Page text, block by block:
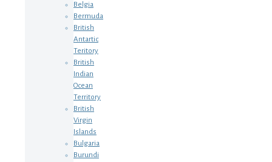
Belgia
Bermuda
British
Antartic
Teritory
British
Indian
Ocean
Territory
British
Virgin
Islands
Bulgaria
Burundi